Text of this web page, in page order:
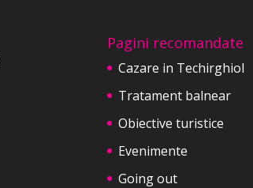
Pagini recomandate
Cazare in Techirghiol
Tratament balnear
Obiective turistice
Evenimente
Going out